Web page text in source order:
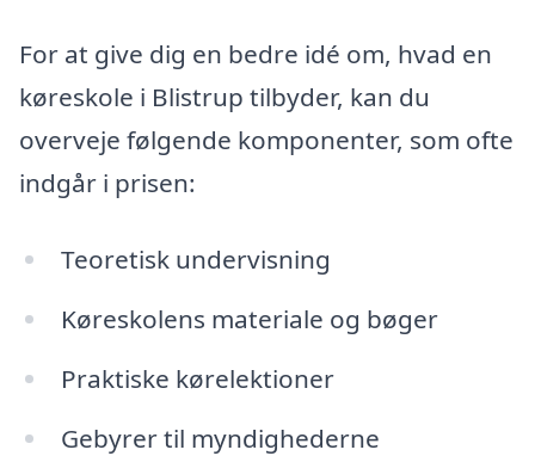
For at give dig en bedre idé om, hvad en
køreskole i Blistrup tilbyder, kan du
overveje følgende komponenter, som ofte
indgår i prisen:
Teoretisk undervisning
Køreskolens materiale og bøger
Praktiske kørelektioner
Gebyrer til myndighederne